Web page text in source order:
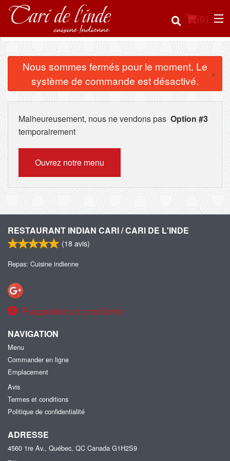
(0)
Commander en ligne
Français
Connection
Inscription
Panier (0)
Nous sommes fermés pour le moment. Le
système de commande est désactivé.
×
Malheureusement, nous ne vendons pas Option #3
temporairement
Ouvrez notre menu
RESTAURANT INDIAN CARI / CARI DE L'INDE
(18avis)
Repas: Cuisine indienne
Rapporter un problème
NAVIGATION
Menu
Commander en ligne
Emplacement
Avis
Termes et conditions
Politique de confidentialité
ADRESSE
4560 1re Av., Québec, QC Canada G1H2S9